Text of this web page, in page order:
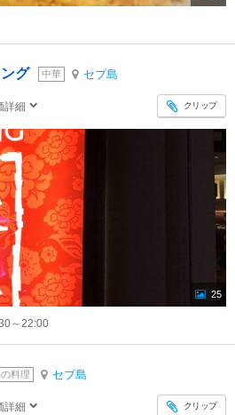
グ 中華 セブ島
詳細 クリップ
25
～22:00
料理 セブ島
詳細 クリップ